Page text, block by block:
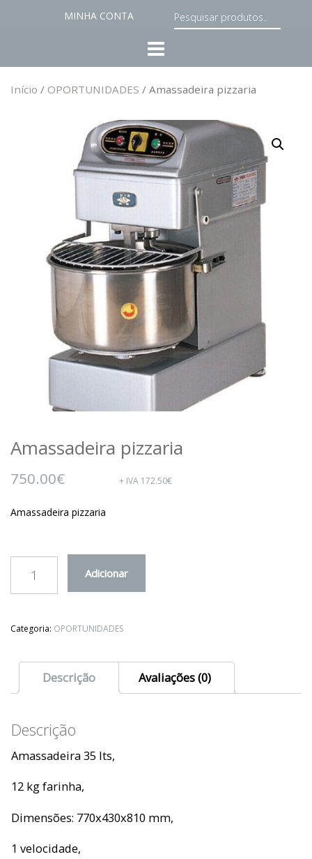
MINHA CONTA
Início / OPORTUNIDADES / Amassadeira pizzaria
Amassadeira pizzaria
750.00€ + IVA 172.50€
Amassadeira pizzaria
Adicionar
Categoria: OPORTUNIDADES
Descrição Avaliações (0)
Descrição
Amassadeira 35 lts,
12 kg farinha,
Dimensões: 770x430x810 mm,
1 velocidade,